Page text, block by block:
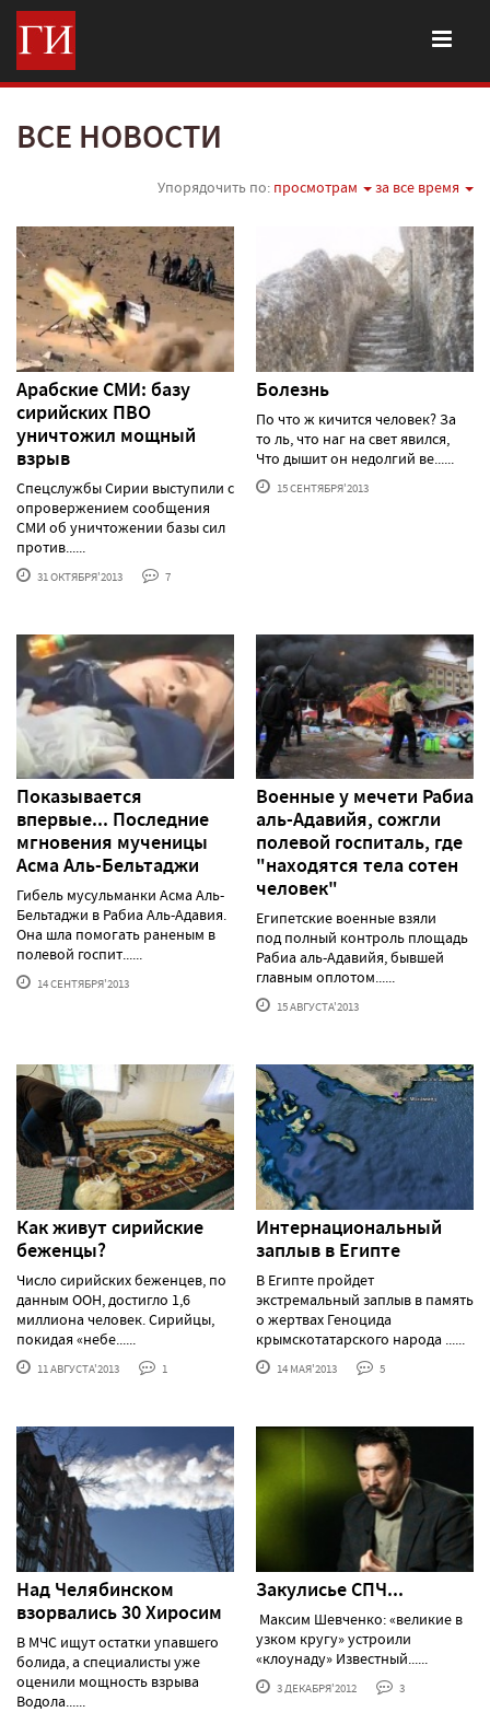
ВСЕ НОВОСТИ
Упорядочить по: просмотрам за все время
Арабские СМИ: базу
сирийских ПВО
уничтожил мощный
взрыв
Спецслужбы Сирии выступили с
опровержением сообщения
СМИ об уничтожении базы сил
против......
31 ОКТЯБРЯ'2013 7
Болезнь
По что ж кичится человек? За
то ль, что наг на свет явился,
Что дышит он недолгий ве......
15 СЕНТЯБРЯ'2013
Показывается
впервые... Последние
мгновения мученицы
Асма Аль-Бельтаджи
Гибель мусульманки Асма Аль-
Бельтаджи в Рабиа Аль-Адавия.
Она шла помогать раненым в
полевой госпит......
14 СЕНТЯБРЯ'2013
Военные у мечети Рабиа
аль-Адавийя, сожгли
полевой госпиталь, где
"находятся тела сотен
человек"
Египетские военные взяли
под полный контроль площадь
Рабиа аль-Адавийя, бывшей
главным оплотом......
15 АВГУСТА'2013
Как живут сирийские
беженцы?
Число сирийских беженцев, по
данным ООН, достигло 1,6
миллиона человек. Сирийцы,
покидая «небе......
11 АВГУСТА'2013 1
Интернациональный
заплыв в Египте
В Египте пройдет
экстремальный заплыв в память
о жертвах Геноцида
крымскотатарского народа ......
14 МАЯ'2013 5
Над Челябинском
взорвались 30 Хиросим
В МЧС ищут остатки упавшего
болида, а специалисты уже
оценили мощность взрыва
Водола......
Закулисье СПЧ...
Максим Шевченко: «великие в
узком кругу» устроили
«клоунаду» Известный......
3 ДЕКАБРЯ'2012 3